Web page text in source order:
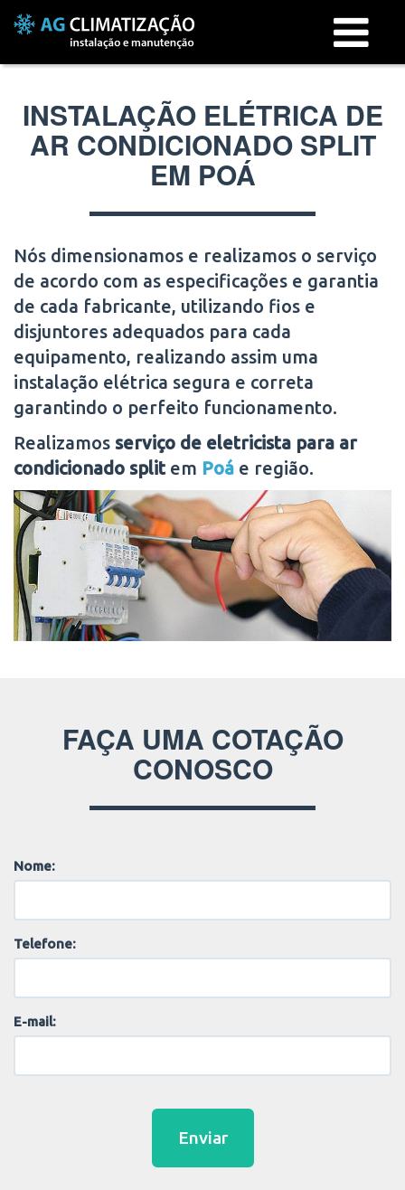
Menu
INSTALAÇÃO ELÉTRICA DE
AR CONDICIONADO SPLIT
EM POÁ
Nós dimensionamos e realizamos o serviço
de acordo com as especificações e garantia
de cada fabricante, utilizando fios e
disjuntores adequados para cada
equipamento, realizando assim uma
instalação elétrica segura e correta
garantindo o perfeito funcionamento.
Realizamos serviço de eletricista para ar
condicionado split em Poá e região.
FAÇA UMA COTAÇÃO
CONOSCO
Nome:
Telefone:
E-mail:
Enviar